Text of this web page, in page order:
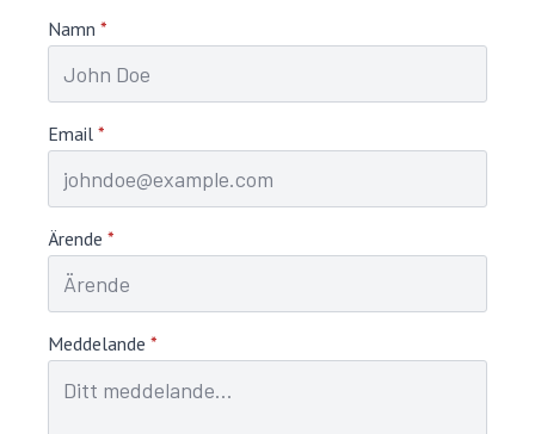
Namn *
Email *
Ärende *
Meddelande *